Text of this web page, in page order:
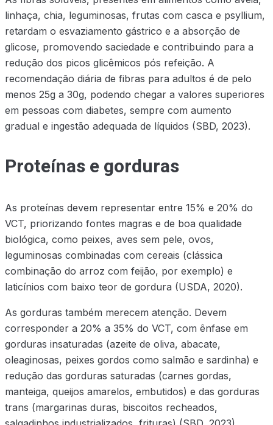
linhaça, chia, leguminosas, frutas com casca e psyllium,
retardam o esvaziamento gástrico e a absorção de
glicose, promovendo saciedade e contribuindo para a
redução dos picos glicêmicos pós refeição. A
recomendação diária de fibras para adultos é de pelo
menos 25g a 30g, podendo chegar a valores superiores
em pessoas com diabetes, sempre com aumento
gradual e ingestão adequada de líquidos (SBD, 2023).
Proteínas e gorduras
As proteínas devem representar entre 15% e 20% do
VCT, priorizando fontes magras e de boa qualidade
biológica, como peixes, aves sem pele, ovos,
leguminosas combinadas com cereais (clássica
combinação do arroz com feijão, por exemplo) e
laticínios com baixo teor de gordura (USDA, 2020).
As gorduras também merecem atenção. Devem
corresponder a 20% a 35% do VCT, com ênfase em
gorduras insaturadas (azeite de oliva, abacate,
oleaginosas, peixes gordos como salmão e sardinha) e
redução das gorduras saturadas (carnes gordas,
manteiga, queijos amarelos, embutidos) e das gorduras
trans (margarinas duras, biscoitos recheados,